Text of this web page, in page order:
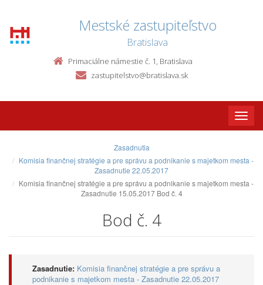
Mestské zastupiteľstvo
Bratislava
Primaciálne námestie č. 1, Bratislava
zastupitelstvo@bratislava.sk
Toggle
Zasadnutia
Komisia finančnej stratégie a pre správu a podnikanie s majetkom mesta -
Zasadnutie 22.05.2017
Komisia finančnej stratégie a pre správu a podnikanie s majetkom mesta -
Zasadnutie 15.05.2017 Bod č. 4
Bod č. 4
Zasadnutie: Komisia finančnej stratégie a pre správu a
podnikanie s majetkom mesta - Zasadnutie 22.05.2017